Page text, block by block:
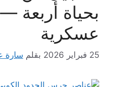
بحياة أربعة —
عسكرية
25 فبراير 2026 بقلم سارة